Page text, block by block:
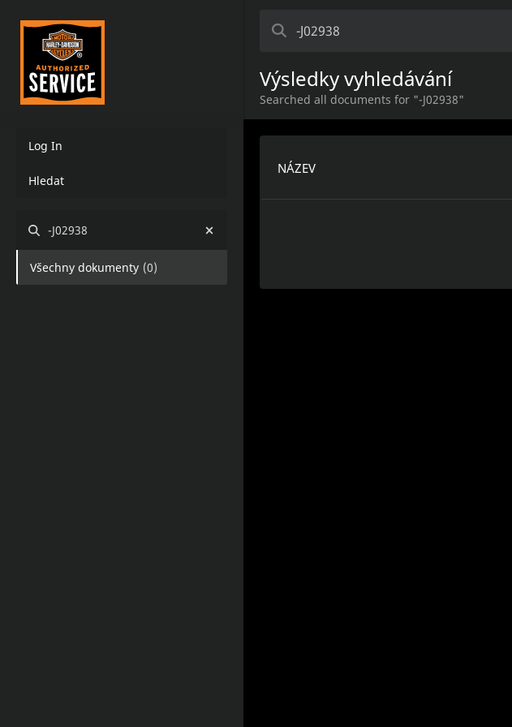
Log In
Hledat
-J02938
Všechny dokumenty (0)
Výsledky vyhledávání
Searched all documents for "-J02938"
NÁZEV